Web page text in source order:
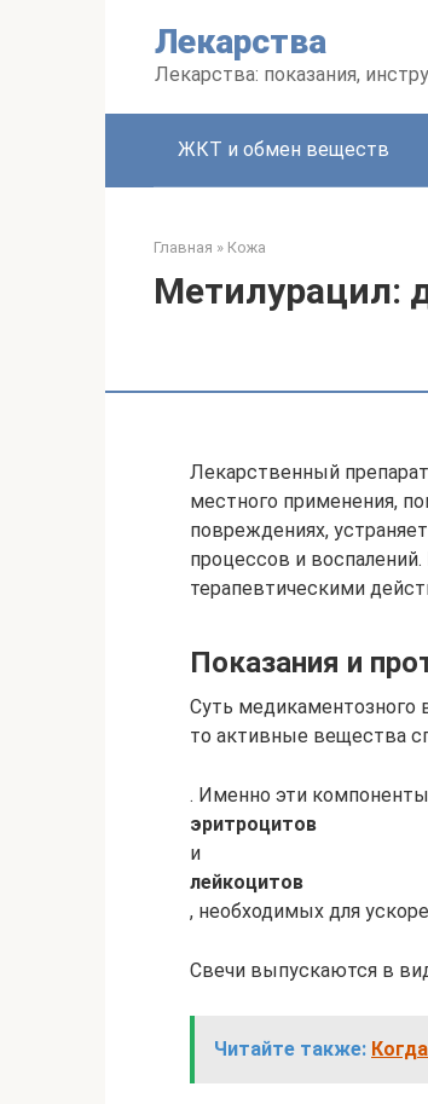
Лекарства
Лекарства: показания,
ЖКТ и обмен веществ
Главная » Кожа
Метилурацил:
Лекарственный
местного применения,
повреждениях,
процессов и
терапевтическими
Показания и
Суть медикаментозного
то активные вещества
. Именно эти
эритроцитов
и
лейкоцитов
, необходимых для
Свечи выпускаются в
Читайте также: